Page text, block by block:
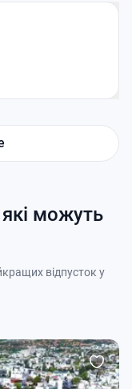
можуть
відпусток у